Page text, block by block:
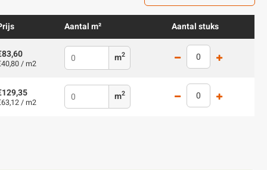
Aantal m² Aantal stuks
/ m2 m2
/ m2 m2